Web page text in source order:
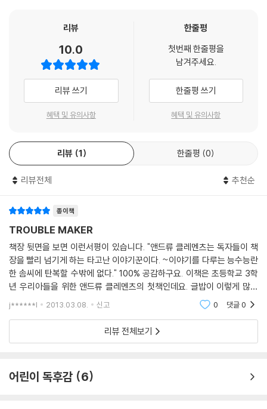
리뷰
10.0
리뷰 쓰기
혜택 및 유의사항
한줄평
첫번째 한줄평을
남겨주세요.
한줄평 쓰기
혜택 및 유의사항
리뷰 1 한줄평 0
리뷰전체 추천순
종이책
TROUBLE MAKER
책장 뒷면을 보면 이런서평이 있습니다. "앤드류 클레멘츠는 독자들이 책
장을 빨리 넘기게 하는 타고난 이야기꾼이다. ~이야기를 다루는 능수능란
한 솜씨에 탄복할 수밖에 없다." 100% 공감하구요. 이책은 초등학교 3학
년 우리아들을 위한 앤드류 클레멘츠의 첫책인데요. 글밥이 이렇게 많은
글은 태어나서 처음이라..(매일그림책만 봐서^^)읽을수 있을까 걱정을 했
는데 틈틈이 읽고 있네
j******l 2013.03.08. 신고 0 댓글0
리뷰 전체보기
어린이 독후감 6